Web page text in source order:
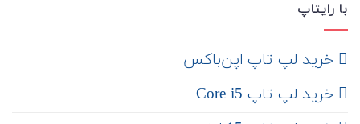
با رایتاپ
‌ خرید لپ تاپ اپن‌باکس
خرید لپ تاپ Core i5